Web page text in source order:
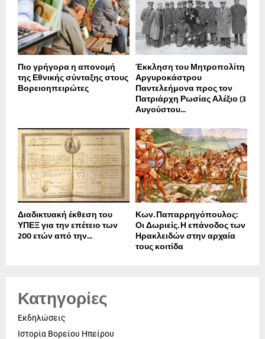
Πιο γρήγορα η απονοµή
της Εθνικής σύνταξης στους
Βορειοηπειρώτες
Έκκληση του Μητροπολίτη
Αργυροκάστρου
Παντελεήμονα προς τον
Πατριάρχη Ρωσίας Αλέξιο (3
Αυγούστου...
Διαδικτυακή έκθεση του
ΥΠΕΞ για την επέτειο των
200 ετών από την...
Κων. Παπαρρηγόπουλος:
Οι Δωριείς. Η επάνοδος των
Ηρακλειδών στην αρχαία
τους κοιτίδα
Κατηγορίες
Εκδηλώσεις
Ιστορία Βορείου Ηπείρου